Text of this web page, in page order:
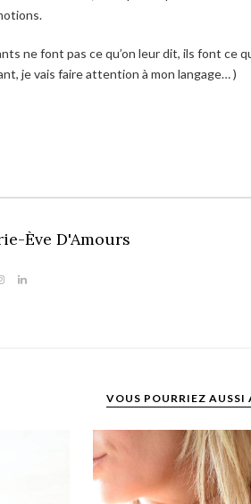
ne font pas ce qu’on leur dit, ils font ce
je vais faire attention à mon langage… )
Ève D'Amours
VOUS POURRIEZ AUSSI